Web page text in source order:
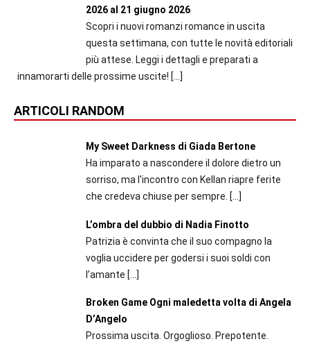
2026 al 21 giugno 2026
Scopri i nuovi romanzi romance in uscita
questa settimana, con tutte le novità editoriali
più attese. Leggi i dettagli e preparati a
innamorarti delle prossime uscite! […]
ARTICOLI RANDOM
My Sweet Darkness di Giada Bertone
Ha imparato a nascondere il dolore dietro un
sorriso, ma l'incontro con Kellan riapre ferite
che credeva chiuse per sempre. […]
L’ombra del dubbio di Nadia Finotto
Patrizia è convinta che il suo compagno la
voglia uccidere per godersi i suoi soldi con
l’amante […]
Broken Game Ogni maledetta volta di Angela
D’Angelo
Prossima uscita. Orgoglioso. Prepotente.